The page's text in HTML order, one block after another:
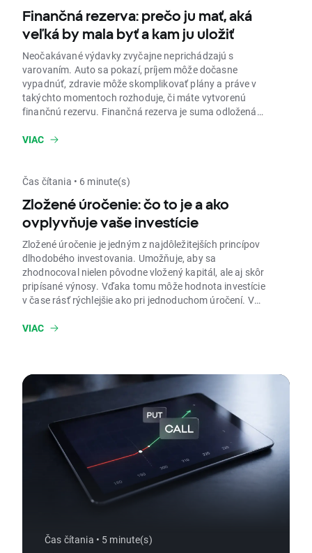
Finančná rezerva: prečo ju mať, aká
veľká by mala byť a kam ju uložiť
Neočakávané výdavky zvyčajne neprichádzajú s
varovaním. Auto sa pokazí, príjem môže dočasne
vypadnúť, zdravie môže skomplikovať plány a práve v
takýchto momentoch rozhoduje, či máte vytvorenú
finančnú rezervu. Finančná rezerva je suma odložená
naplánovať. V tomto článku vysvetlíme, čo je rezervný
nestrácal hodnotu.
VIAC
Čas čítania • 6 minute(s)
Zložené úročenie: čo to je a ako
ovplyvňuje vaše investície
Zložené úročenie je jedným z najdôležitejších princípov
dlhodobého investovania. Umožňuje, aby sa
zhodnocoval nielen pôvodne vložený kapitál, ale aj skôr
pripísané výnosy. Vďaka tomu môže hodnota investície
v čase rásť rýchlejšie ako pri jednoduchom úročení. V
ho vypočítať, kde sa s ním môžete stretnúť a na aké
VIAC
Čas čítania • 5 minute(s)